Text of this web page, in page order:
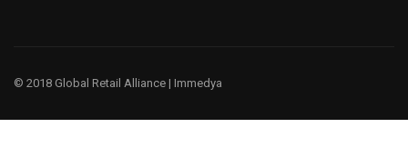
© 2018 Global Retail Alliance | Immedya